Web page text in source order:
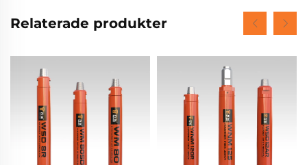
Relaterade produkter